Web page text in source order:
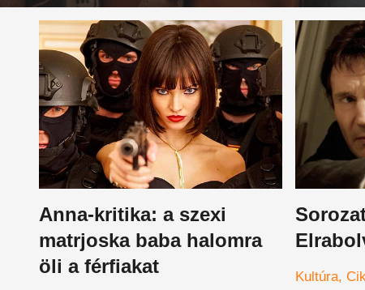
Anna-kritika: a szexi
matrjoska baba halomra
öli a férfiakat
Kultúra